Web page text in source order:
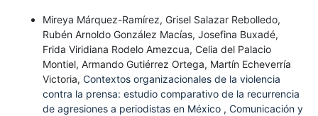
Mireya Márquez-Ramírez, Grisel Salazar Rebolledo,
Rubén Arnoldo González Macías, Josefina Buxadé,
Frida Viridiana Rodelo Amezcua, Celia del Palacio
Montiel, Armando Gutiérrez Ortega, Martín Echeverría
Victoria, Contextos organizacionales de la violencia
contra la prensa: estudio comparativo de la recurrencia
de agresiones a periodistas en México , Comunicación y